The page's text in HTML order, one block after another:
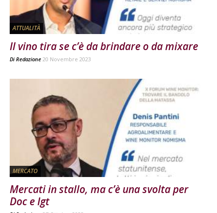
ATTUALITÀ
Il vino tira se c’è da brindare o da mixare
Di Redazione 20 Novembre 2023
MERCATO
Mercati in stallo, ma c’è una svolta per
Doc e Igt